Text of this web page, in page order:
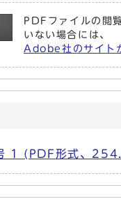
PDFファイルの閲
いない場合には、
Adobe社のサイト
1 (PDF形式、